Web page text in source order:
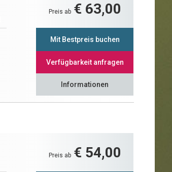
Preis ab € 63,00
Mit Bestpreis buchen
Verfügbarkeit anfragen
Informationen
Preis ab € 54,00